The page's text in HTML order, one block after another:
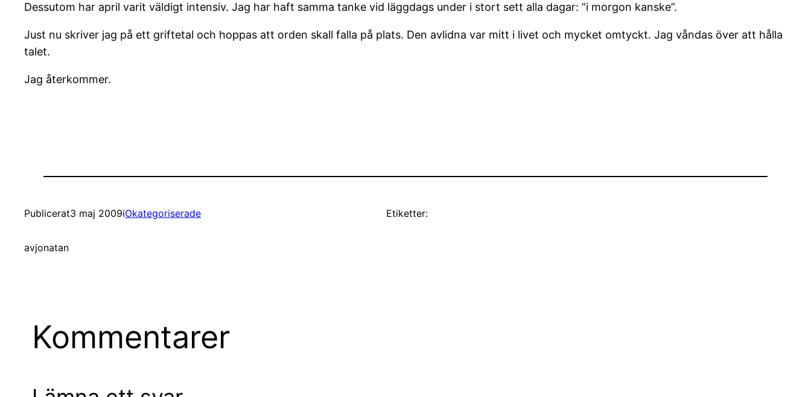
Dessutom har april varit väldigt intensiv. Jag har haft samma tanke vid läggdags under i stort sett alla dagar: ”i morgon kanske”.
Just nu skriver jag på ett griftetal och hoppas att orden skall falla på plats. Den avlidna var mitt i livet och mycket omtyckt. Jag våndas över att hålla
talet.
Jag återkommer.
Publicerat3 maj 2009iOkategoriserade
avjonatan
Etiketter:
Kommentarer